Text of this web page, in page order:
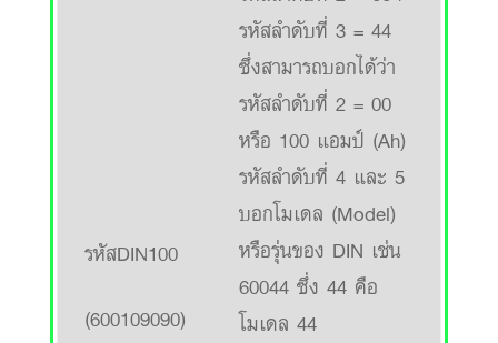
รหัสDIN100
(600109090)
รหัสลำดับที่ 3 = 44
ซึ่งสามารถบอกได้ว่า
รหัสลำดับที่ 2 = 00
หรือ 100 แอมป์ (Ah)
รหัสลำดับที่ 4 และ 5
บอกโมเดล (Model)
หรือรุ่นของ DIN เช่น
60044 ซึ่ง 44 คือ
โมเดล 44